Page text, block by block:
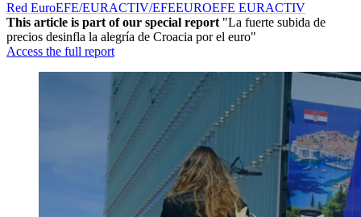
Red EuroEFE/EURACTIV/EFEEUROEFE EURACTIV
This article is part of our special report "La fuerte subida de
precios desinfla la alegría de Croacia por el euro"
Access the full report